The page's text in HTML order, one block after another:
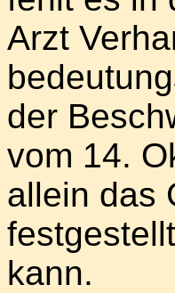
Arzt
der
vom 14.
allein das
kann.